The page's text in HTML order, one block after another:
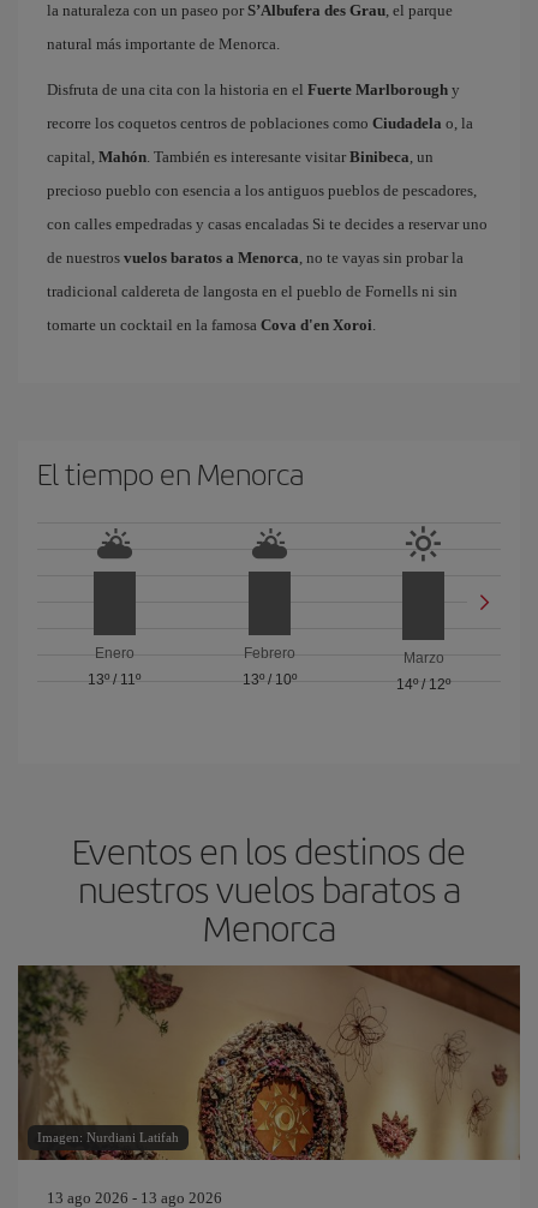
la naturaleza con un paseo por S’Albufera des Grau, el parque
natural más importante de Menorca.
Disfruta de una cita con la historia en el Fuerte Marlborough y
recorre los coquetos centros de poblaciones como Ciudadela o, la
capital, Mahón. También es interesante visitar Binibeca, un
precioso pueblo con esencia a los antiguos pueblos de pescadores,
con calles empedradas y casas encaladas Si te decides a reservar uno
de nuestros vuelos baratos a Menorca, no te vayas sin probar la
tradicional caldereta de langosta en el pueblo de Fornells ni sin
tomarte un cocktail en la famosa Cova d'en Xoroi.
El tiempo en Menorca
Enero
13º / 11º
Febrero
13º/ 10º
Marzo
14º/ 12º
Eventos en los destinos de
nuestros vuelos baratos a
Menorca
Imagen: Nurdiani Latifah
13 ago 2026 - 13 ago 2026